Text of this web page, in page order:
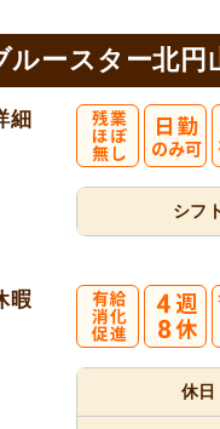
ルースター北円
細
シフ
暇
休日